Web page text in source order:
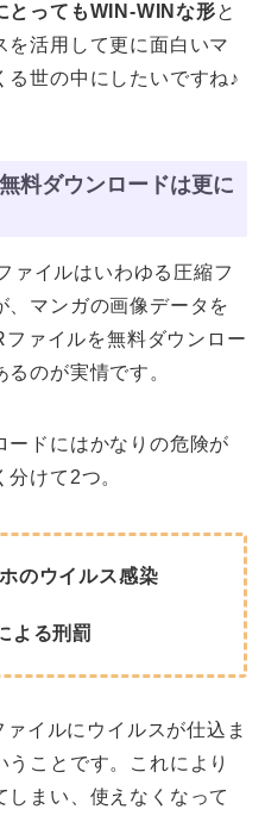
とってもWIN-WINな形と
を活用して更に面白いマ
る世の中にしたいですね♪
料ダウンロードは更に
ァイルはいわゆる圧縮フ
、マンガの画像データを
ァイルを無料ダウンロー
のが実情です。
ードにはかなりの危険が
けて2つ。
のウイルス感染
よる刑罰
イルにウイルスが仕込ま
ことです。これにより
しまい、使えなくなって